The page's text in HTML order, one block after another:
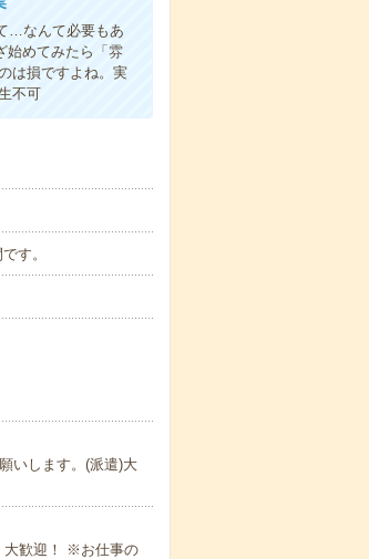
…なんて必要もあ
始めてみたら「雰
は損ですよね。実
不可
す。
いします。(派遣)大
大歓迎！ ※お仕事の